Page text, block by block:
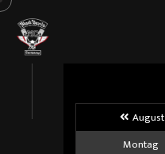
August
Montag